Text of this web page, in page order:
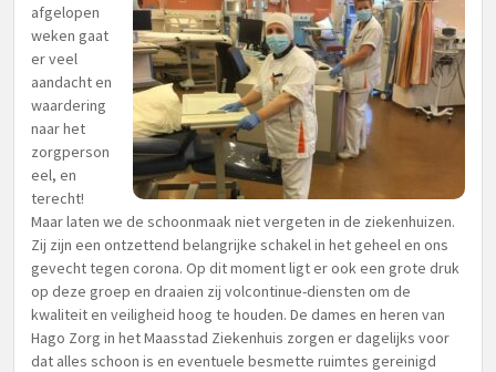
afgelopen
weken gaat
er veel
aandacht en
waardering
naar het
zorgperson
eel, en
terecht!
Maar laten we de schoonmaak niet vergeten in de ziekenhuizen.
Zij zijn een ontzettend belangrijke schakel in het geheel en ons
gevecht tegen corona. Op dit moment ligt er ook een grote druk
op deze groep en draaien zij volcontinue-diensten om de
kwaliteit en veiligheid hoog te houden. De dames en heren van
Hago Zorg in het Maasstad Ziekenhuis zorgen er dagelijks voor
dat alles schoon is en eventuele besmette ruimtes gereinigd